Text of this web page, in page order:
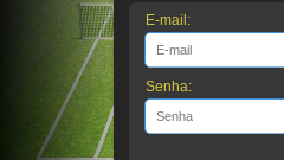
E-mail:
Senha: